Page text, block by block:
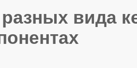
вида